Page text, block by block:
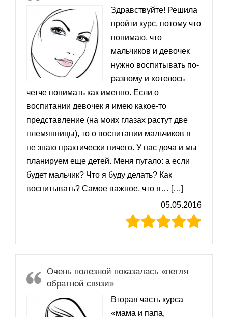
Здравствуйте! Решила
пройти курс, потому что
понимаю, что
мальчиков и девочек
нужно воспитывать по-
разному и хотелось
четче понимать как именно. Если о
воспитании девочек я имею какое-то
представление (на моих глазах растут две
племянницы), то о воспитании мальчиков я
не знаю практически ничего. У нас доча и мы
планируем еще детей. Меня пугало: а если
будет мальчик? Что я буду делать? Как
воспитывать? Самое важное, что я… […]
05.05.2016
Очень полезной показалась «петля
обратной связи»
Вторая часть курса
«мама и папа,